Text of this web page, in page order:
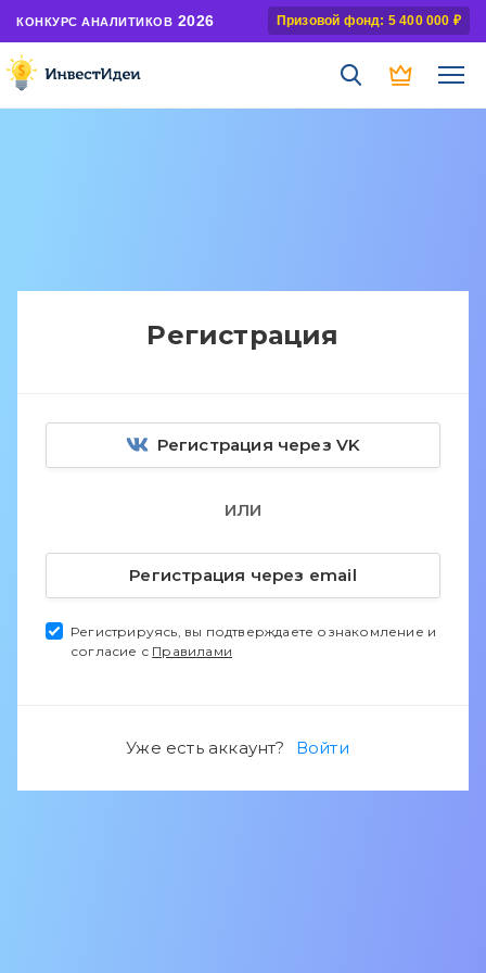
КОНКУРС АНАЛИТИКОВ 2026 Призовой фонд: 5 400 000 ₽
Регистрация
Регистрация через VK
ИЛИ
Регистрация через email
Регистрируясь, вы подтверждаете ознакомление и
согласие с Правилами
Уже есть аккаунт? Войти